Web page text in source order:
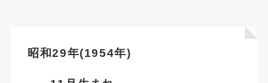
昭和29年(1954年)